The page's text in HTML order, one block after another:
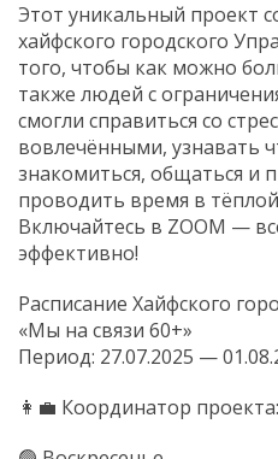
Этот уникальный проект
хайфского городского
того, чтобы как можно
также людей с
смогли справиться со
вовлечёнными, узнавать
знакомиться, общаться и
проводить время в
Включайтесь в ZOOM —
эффективно!
Расписание Хайфского
«Мы на связи 60+»
Период: 27.07.2025 —
👩💼 Координатор